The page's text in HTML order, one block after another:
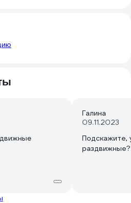
Галина
09.11.2023
Подскажите,
раздвижные?